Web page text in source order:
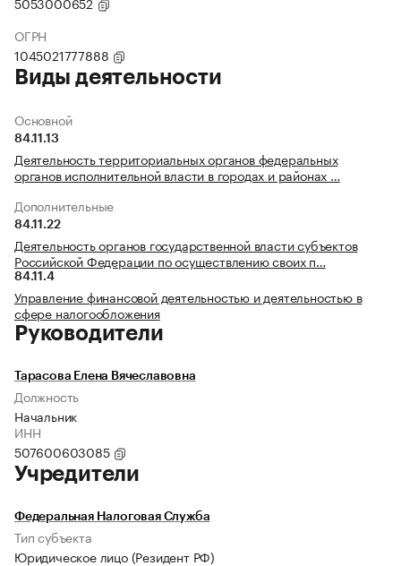
ОГРН
1045021777888
Виды деятельности
Основной
84.11.13
Деятельность территориальных органов федеральных
органов исполнительной власти в городах и районах …
Дополнительные
84.11.22
Деятельность органов государственной власти субъектов
Российской Федерации по осуществлению своих п…
84.11.4
Управление финансовой деятельностью и деятельностью в
сфере налогообложения
Руководители
Тарасова Елена Вячеславовна
Должность
Начальник
ИНН
507600603085
Учредители
Федеральная Налоговая Служба
Тип субъекта
Юридическое лицо (Резидент РФ)